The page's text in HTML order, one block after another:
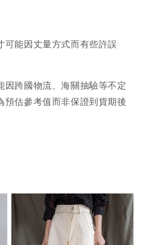
可能因丈量方式而有些許誤
因跨國物流、海關抽驗等不定
預估參考值而非保證到貨期後